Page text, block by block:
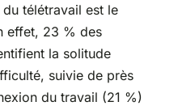
du télétravail est le
effet, 23 % des
la solitude
suivie de près
du travail (21 %)​